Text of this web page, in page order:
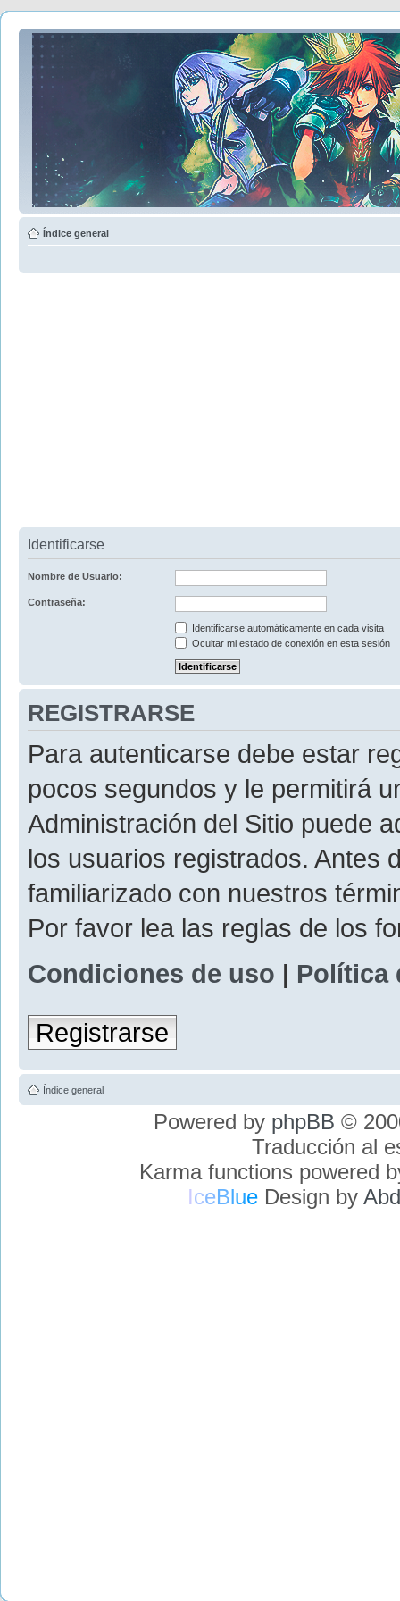
Índice general
Identificarse
Nombre de Usuario:
Contraseña:
Identificarse automáticamente en cada visita
Ocultar mi estado de conexión en esta sesión
REGISTRARSE
Para autenticarse debe estar
pocos segundos y le permitirá
Administración del Sitio puede
los usuarios registrados. Antes
familiarizado con nuestros
Por favor lea las reglas de los
Condiciones de uso | Política
Registrarse
Índice general
Powered by phpBB ©
Traducción al
Karma functions powered
IceBlueDesign by